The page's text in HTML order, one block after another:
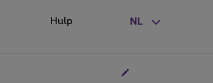
NL
Hulp